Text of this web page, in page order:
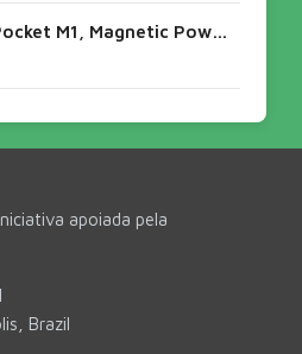
Mesh Pocket M1, Magnetic Power Bank 10000mAh, Meshnology
apoiada pela
Brazil